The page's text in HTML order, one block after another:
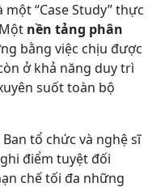
“Case Study” thực
nền tảng phân
bằng việc chịu được
ở khả năng duy trì
suốt toàn bộ
tổ chức và nghệ sĩ
điểm tuyệt đối
chế tối đa những